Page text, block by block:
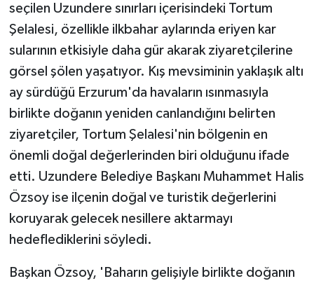
seçilen Uzundere sınırları içerisindeki Tortum
Şelalesi, özellikle ilkbahar aylarında eriyen kar
sularının etkisiyle daha gür akarak ziyaretçilerine
görsel şölen yaşatıyor. Kış mevsiminin yaklaşık altı
ay sürdüğü Erzurum'da havaların ısınmasıyla
birlikte doğanın yeniden canlandığını belirten
ziyaretçiler, Tortum Şelalesi'nin bölgenin en
önemli doğal değerlerinden biri olduğunu ifade
etti. Uzundere Belediye Başkanı Muhammet Halis
Özsoy ise ilçenin doğal ve turistik değerlerini
koruyarak gelecek nesillere aktarmayı
hedeflediklerini söyledi.
Başkan Özsoy, 'Baharın gelişiyle birlikte doğanın
POLİTİKA
Sağlık
SİYASET
SPOR HABERLERİ
TEKNOLOJİ
Turizm
ÜLKE GÜNDEMİ
YAŞAM